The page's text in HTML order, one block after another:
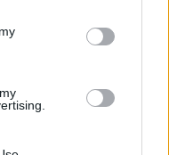
με δυνατότητες
αντίδρασης.